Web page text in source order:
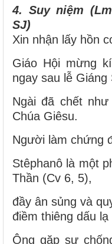
4. Suy niệm
SJ)
Xin nhận lấy hồn
Giáo Hội mừng
ngay sau lễ Giáng
Ngài đã chết
Chúa Giêsu.
Người làm chứng
Stêphanô là một
Thần (Cv 6, 5),
đầy ân sủng và
điềm thiêng dấu lạ
Ông gặp sự